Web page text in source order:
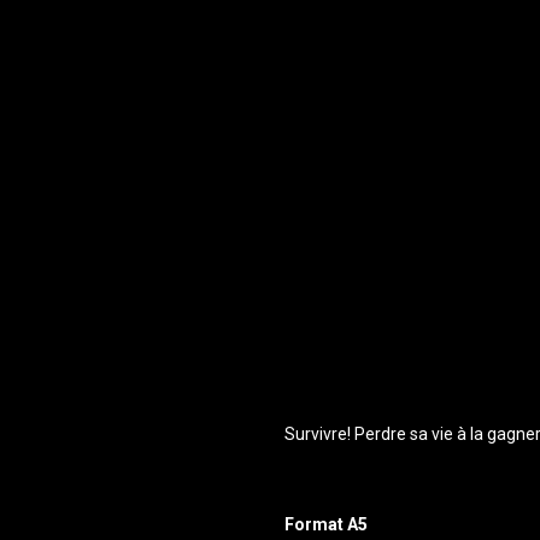
Survivre! Perdre sa vie à la gagner
Format A5